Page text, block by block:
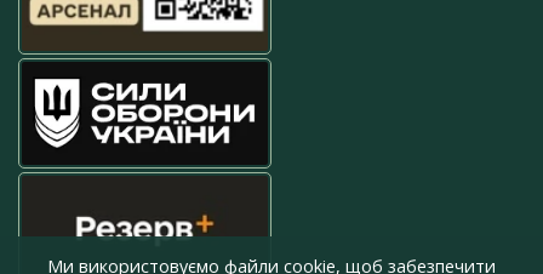
Ми використовуємо файли cookie, щоб забезпечити